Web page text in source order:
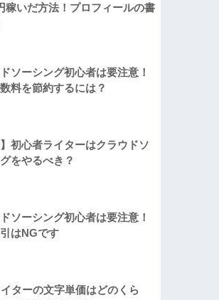
稼いだ方法！プロフィールの書
ソーシング初心者は要注意！
料を節約するには？
】初心者ライターはクラウドソ
をやるべき？
ソーシング初心者は要注意！
はNGです
ターの文字単価はどのくら